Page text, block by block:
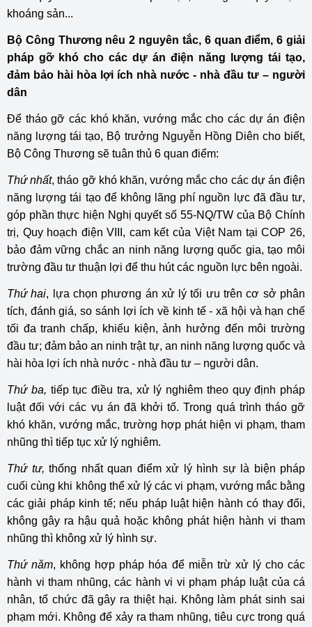
khoáng sản...
Bộ Công Thương nêu 2 nguyên tắc, 6 quan điểm, 6 giải
pháp gỡ khó cho các dự án điện năng lượng tái tạo,
đảm bảo hài hòa lợi ích nhà nước - nhà đầu tư – người
dân
Để tháo gỡ các khó khăn, vướng mắc cho các dự án điện
năng lượng tái tạo, Bộ trưởng Nguyễn Hồng Diên cho biết,
Bộ Công Thương sẽ tuân thủ 6 quan điểm:
Thứ nhất, tháo gỡ khó khăn, vướng mắc cho các dự án điện
năng lượng tái tạo để không lãng phí nguồn lực đã đầu tư,
góp phần thực hiện Nghị quyết số 55-NQ/TW của Bộ Chính
trị, Quy hoạch điện VIII, cam kết của Việt Nam tại COP 26,
bảo đảm vững chắc an ninh năng lượng quốc gia, tạo môi
trường đầu tư thuận lợi để thu hút các nguồn lực bên ngoài.
Thứ hai, lựa chọn phương án xử lý tối ưu trên cơ sở phân
tích, đánh giá, so sánh lợi ích về kinh tế - xã hội và hạn chế
tối đa tranh chấp, khiếu kiện, ảnh hưởng đến môi trường
đầu tư; đảm bảo an ninh trật tự, an ninh năng lượng quốc và
hài hòa lợi ích nhà nước - nhà đầu tư – người dân.
Thứ ba, tiếp tục điều tra, xử lý nghiêm theo quy định pháp
luật đối với các vụ án đã khởi tổ. Trong quá trình tháo gỡ
khó khăn, vướng mắc, trường hợp phát hiện vi phạm, tham
nhũng thì tiếp tục xử lý nghiêm.
Thứ tư, thống nhất quan điểm xử lý hình sự là biện pháp
cuối cùng khi không thể xử lý các vi phạm, vướng mắc bằng
các giải pháp kinh tế; nếu pháp luật hiện hành có thay đổi,
không gây ra hậu quả hoặc không phát hiện hành vi tham
nhũng thì không xử lý hình sự.
Thứ năm, không hợp pháp hóa để miễn trừ xử lý cho các
hành vi tham nhũng, các hành vi vi phạm pháp luật của cá
nhân, tổ chức đã gây ra thiệt hại. Không làm phát sinh sai
phạm mới. Không để xảy ra tham nhũng, tiêu cực trong quá